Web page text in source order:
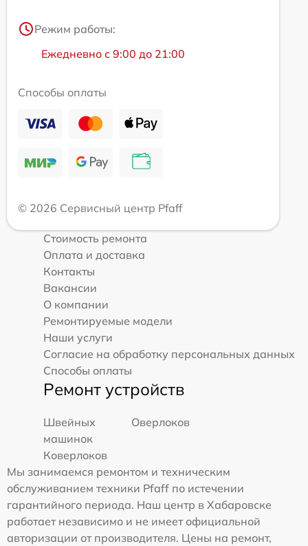
Режим работы:
Ежедневно с 9:00 до 21:00
Способы оплаты
© 2026 Сервисный центр Pfaff
Стоимость ремонта
Оплата и доставка
Контакты
Вакансии
О компании
Ремонтируемые модели
Наши услуги
Согласие на обработку персональных данных
Способы оплаты
Ремонт устройств
Швейных
машинок
Оверлоков
Коверлоков
Мы занимаемся ремонтом и техническим
обслуживанием техники Pfaff по истечении
гарантийного периода. Наш центр в Хабаровске
работает независимо и не имеет официальной
авторизации от производителя. Цены на ремонт,